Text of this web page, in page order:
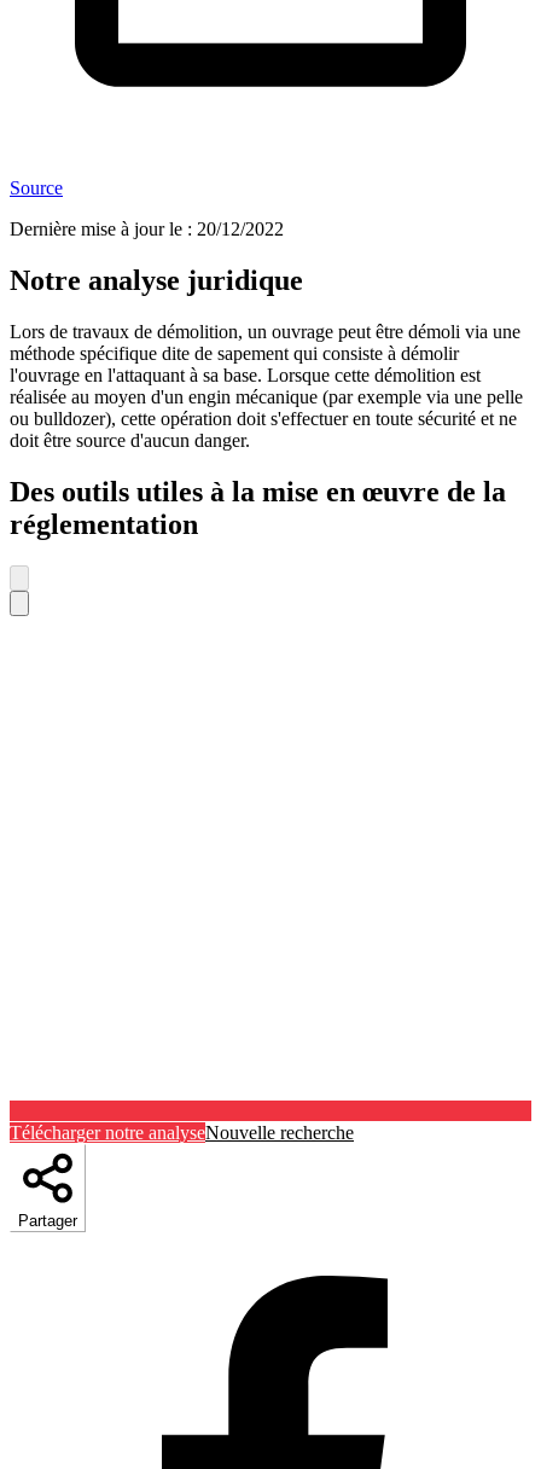
Source
Dernière mise à jour le : 20/12/2022
Notre analyse juridique
Lors de travaux de démolition, un ouvrage peut être démoli via une
méthode spécifique dite de sapement qui consiste à démolir
l'ouvrage en l'attaquant à sa base. Lorsque cette démolition est
réalisée au moyen d'un engin mécanique (par exemple via une pelle
ou bulldozer), cette opération doit s'effectuer en toute sécurité et ne
doit être source d'aucun danger.
Des outils utiles à la mise en œuvre de la
réglementation
Télécharger notre analyseNouvelle recherche
Partager